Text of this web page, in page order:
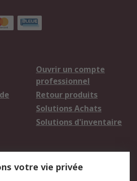
Ouvrir un compte
professionnel
Retour produits
Solutions Achats
Solutions d'inventaire
votre vie privée